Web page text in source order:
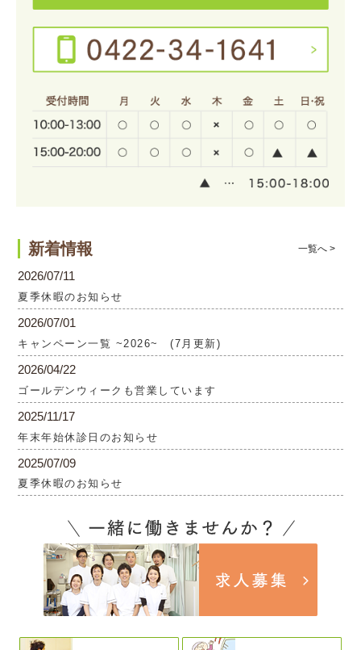
新着情報 一覧へ >
2026/07/11
夏季休暇のお知らせ
2026/07/01
キャンペーン一覧 ~2026~ (7月更新)
2026/04/22
ゴールデンウィークも営業しています
2025/11/17
年末年始休診日のお知らせ
2025/07/09
夏季休暇のお知らせ